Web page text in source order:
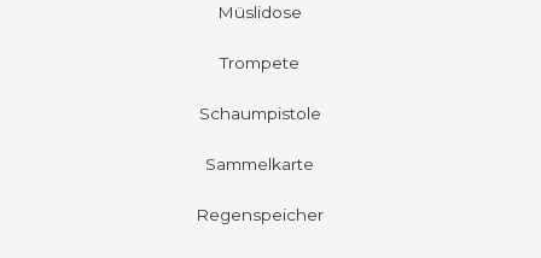
Müslidose
Trompete
Schaumpistole
Sammelkarte
Regenspeicher